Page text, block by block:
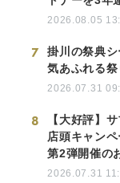
2026.08.05
7
掛川の祭典
気あふれる
2026.07.31
8
【大好評】
店頭キャン
第2弾開催の
2026.07.31